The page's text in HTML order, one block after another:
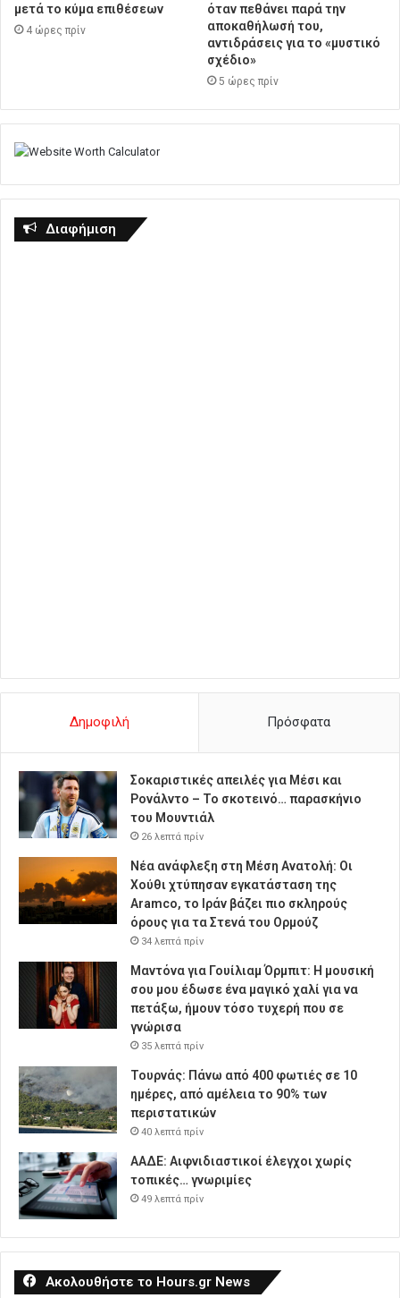
μετά το κύμα επιθέσεων
4 ώρες πρίν
όταν πεθάνει παρά την
αποκαθήλωσή του,
αντιδράσεις για το «μυστικό
σχέδιο»
5 ώρες πρίν
Διαφήμιση
Δημοφιλή Πρόσφατα
Σοκαριστικές απειλές για Μέσι και
Ρονάλντο – Το σκοτεινό… παρασκήνιο
του Μουντιάλ
26 λεπτά πρίν
Νέα ανάφλεξη στη Μέση Ανατολή: Οι
Χούθι χτύπησαν εγκατάσταση της
Aramco, το Ιράν βάζει πιο σκληρούς
όρους για τα Στενά του Ορμούζ
34 λεπτά πρίν
Μαντόνα για Γουίλιαμ Όρμπιτ: Η μουσική
σου μου έδωσε ένα μαγικό χαλί για να
πετάξω, ήμουν τόσο τυχερή που σε
γνώρισα
35 λεπτά πρίν
Τουρνάς: Πάνω από 400 φωτιές σε 10
ημέρες, από αμέλεια το 90% των
περιστατικών
40 λεπτά πρίν
ΑΑΔΕ: Αιφνιδιαστικοί έλεγχοι χωρίς
τοπικές… γνωριμίες
49 λεπτά πρίν
Ακολουθήστε το Hours.gr News